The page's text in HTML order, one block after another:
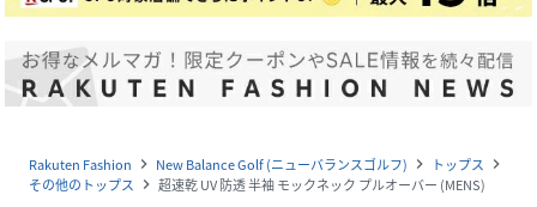
Rakuten Fashion navigate_next New Balance Golf (ニューバランスゴルフ) navigate_next トップス navigate_next
その他のトップス navigate_next 超速乾 UV 防透 半袖 モックネック プルオーバー (MENS)